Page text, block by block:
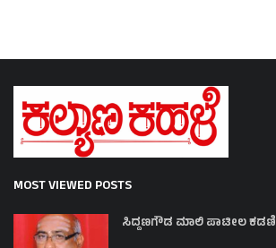
MOST VIEWED POSTS
ಸಿದ್ದಣಗೌಡ ಮಾಲಿ ಪಾಟೀಲ ಕಡಣಿ